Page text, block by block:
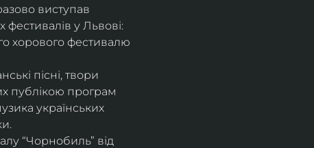
виступав
фестивалів у Львові:
хорового фестивалю
пісні, твори
публікою програм
українських
“Чорнобиль” від